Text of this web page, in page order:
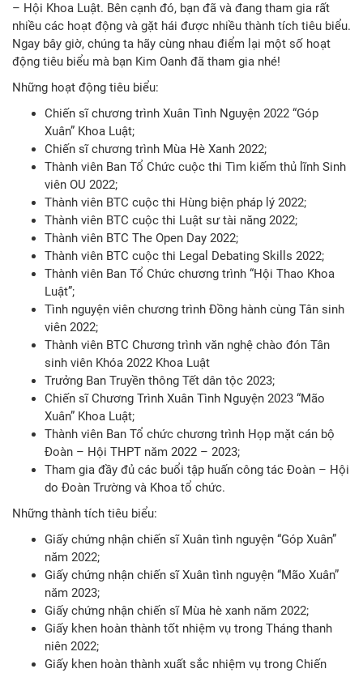
– Hội Khoa Luật. Bên cạnh đó, bạn đã và đang tham gia rất
nhiều các hoạt động và gặt hái được nhiều thành tích tiêu biểu.
Ngay bây giờ, chúng ta hãy cùng nhau điểm lại một số hoạt
động tiêu biểu mà bạn Kim Oanh đã tham gia nhé!
Những hoạt động tiêu biểu:
Chiến sĩ chương trình Xuân Tình Nguyện 2022 “Góp
Xuân” Khoa Luật;
Chiến sĩ chương trình Mùa Hè Xanh 2022;
Thành viên Ban Tổ Chức cuộc thi Tìm kiếm thủ lĩnh Sinh
viên OU 2022;
Thành viên BTC cuộc thi Hùng biện pháp lý 2022;
Thành viên BTC cuộc thi Luật sư tài năng 2022;
Thành viên BTC The Open Day 2022;
Thành viên BTC cuộc thi Legal Debating Skills 2022;
Thành viên Ban Tổ Chức chương trình “Hội Thao Khoa
Luật”;
Tình nguyện viên chương trình Đồng hành cùng Tân sinh
viên 2022;
Thành viên BTC Chương trình văn nghệ chào đón Tân
sinh viên Khóa 2022 Khoa Luật
Trưởng Ban Truyền thông Tết dân tộc 2023;
Chiến sĩ Chương Trình Xuân Tình Nguyện 2023 “Mão
Xuân” Khoa Luật;
Thành viên Ban Tổ chức chương trình Họp mặt cán bộ
Đoàn – Hội THPT năm 2022 – 2023;
Tham gia đầy đủ các buổi tập huấn công tác Đoàn – Hội
do Đoàn Trường và Khoa tổ chức.
Những thành tích tiêu biểu:
Giấy chứng nhận chiến sĩ Xuân tình nguyện “Góp Xuân”
năm 2022;
Giấy chứng nhận chiến sĩ Xuân tình nguyện “Mão Xuân”
năm 2023;
Giấy chứng nhận chiến sĩ Mùa hè xanh năm 2022;
Giấy khen hoàn thành tốt nhiệm vụ trong Tháng thanh
niên 2022;
Giấy khen hoàn thành xuất sắc nhiệm vụ trong Chiến